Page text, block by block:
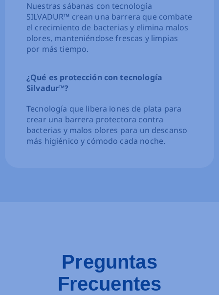
Nuestras sábanas con tecnología
SILVADUR™ crean una barrera que combate
el crecimiento de bacterias y elimina malos
olores, manteniéndose frescas y limpias
por más tiempo.
¿Qué es protección con tecnología
Silvadur™?
Tecnología que libera iones de plata para
crear una barrera protectora contra
bacterias y malos olores para un descanso
más higiénico y cómodo cada noche.
Preguntas
Frecuentes